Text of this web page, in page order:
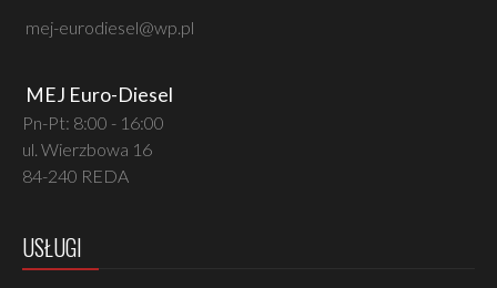
mej-eurodiesel@wp.pl
MEJ Euro-Diesel
Pn-Pt: 8:00 - 16:00
ul. Wierzbowa 16
84-240 REDA
USŁUGI